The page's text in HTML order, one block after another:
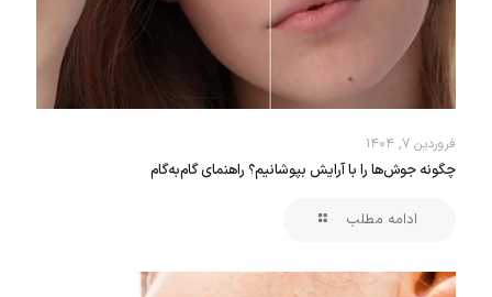
فروردین ۷, ۱۴۰۴
چگونه جوش‌ها را با آرایش بپوشانیم؟ راهنمای گام‌به‌گام
ادامه مطلب